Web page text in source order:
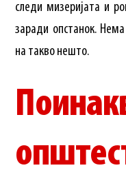
следи мизеријата и
заради опстанок.
на такво нешто.